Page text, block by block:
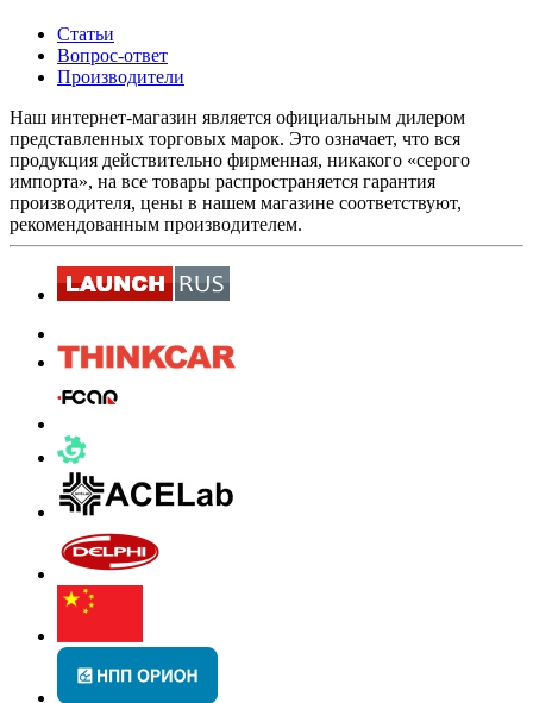
Статьи
Вопрос-ответ
Производители
Наш интернет-магазин является официальным дилером
представленных торговых марок. Это означает, что вся
продукция действительно фирменная, никакого «серого
импорта», на все товары распространяется гарантия
производителя, цены в нашем магазине соответствуют,
рекомендованным производителем.